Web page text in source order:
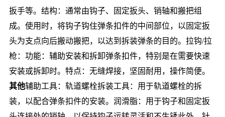
扳手等。结构：通常由钩子、固定扳头、销轴和搬把组
成。使用时，将钩子钩住弹条扣件的中间部位，以固定扳
头为支点向后搬动搬把，以达到拆装弹条的目的。拉钩/拉
枪：功能：辅助安装和拆卸弹条扣件，特别是在需要快速
安装或拆卸时。特点：无缝焊接，坚固耐用，操作简便。
其他辅助工具：轨道螺栓拆装工具：用于轨道螺栓的拆
装，以配合弹条扣件的安装。润滑脂：用于钩子和固定扳